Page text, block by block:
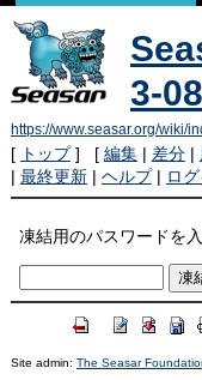
3-
https://www.seasar.org/wiki/
[ トップ] [ 編集| 差分|
| 最終更新| ヘルプ| ロ
凍結用のパスワードを
Site admin: The Seasar